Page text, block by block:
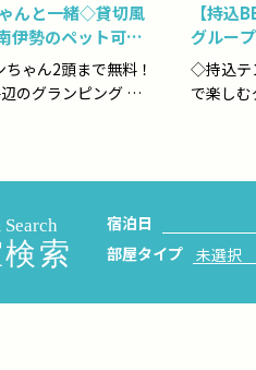
んと一緒◇貸切風
勢のペット可ト
ゃん2頭まで無料！
のグランピング ◆
【持込
グルー
ントで
◇持込テ
で楽し
索
宿泊日
部屋タイプ